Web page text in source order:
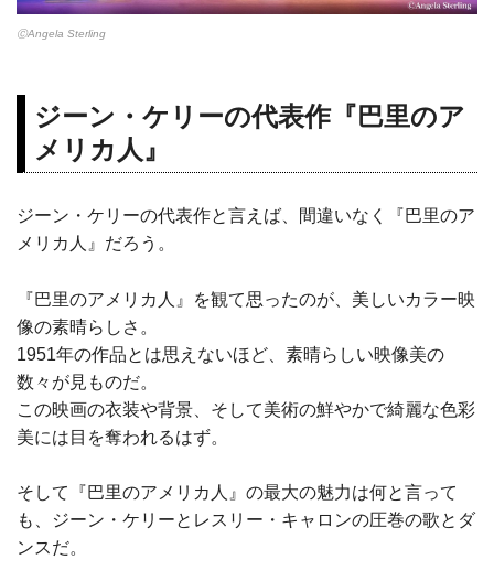
ⒸAngela Sterling
ジーン・ケリーの代表作『巴里のア
メリカ人』
ジーン・ケリーの代表作と言えば、間違いなく『巴里のア
メリカ人』だろう。
『巴里のアメリカ人』を観て思ったのが、美しいカラー映
像の素晴らしさ。
1951年の作品とは思えないほど、素晴らしい映像美の
数々が見ものだ。
この映画の衣装や背景、そして美術の鮮やかで綺麗な色彩
美には目を奪われるはず。
そして『巴里のアメリカ人』の最大の魅力は何と言って
も、ジーン・ケリーとレスリー・キャロンの圧巻の歌とダ
ンスだ。